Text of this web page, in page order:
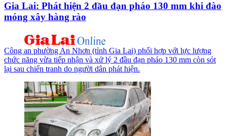
Gia Lai: Phát hiện 2 đầu đạn pháo 130 mm khi đào
móng xây hàng rào
Công an phường An Nhơn (tỉnh Gia Lai) phối hợp với lực lượng
chức năng vừa tiếp nhận và xử lý 2 đầu đạn pháo 130 mm còn sót
lại sau chiến tranh do người dân phát hiện.